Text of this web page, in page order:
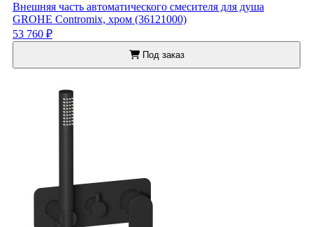
Внешняя часть автоматического смесителя для душа
GROHE Contromix, хром (36121000)
53 760 ₽
Под заказ